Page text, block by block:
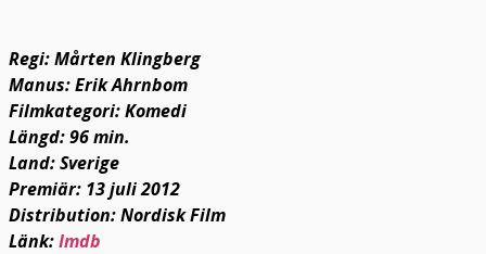
Regi: Mårten Klingberg
Manus: Erik Ahrnbom
Filmkategori: Komedi
Längd: 96 min.
Land: Sverige
Premiär: 13 juli 2012
Distribution: Nordisk Film
Länk:Imdb